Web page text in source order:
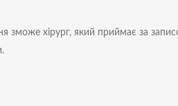
хірург, який приймає за